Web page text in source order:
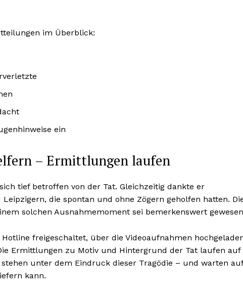
im Überblick:
ein
– Ermittlungen laufen
tief betroffen von der Tat. Gleichzeitig dankte er
die spontan und ohne Zögern geholfen hatten.
solchen Ausnahmemoment sei bemerkenswert
freigeschaltet, über die Videoaufnahmen
Ermittlungen zu Motiv und Hintergrund der Tat laufen auf
unter dem Eindruck dieser Tragödie – und warten auf
kann.